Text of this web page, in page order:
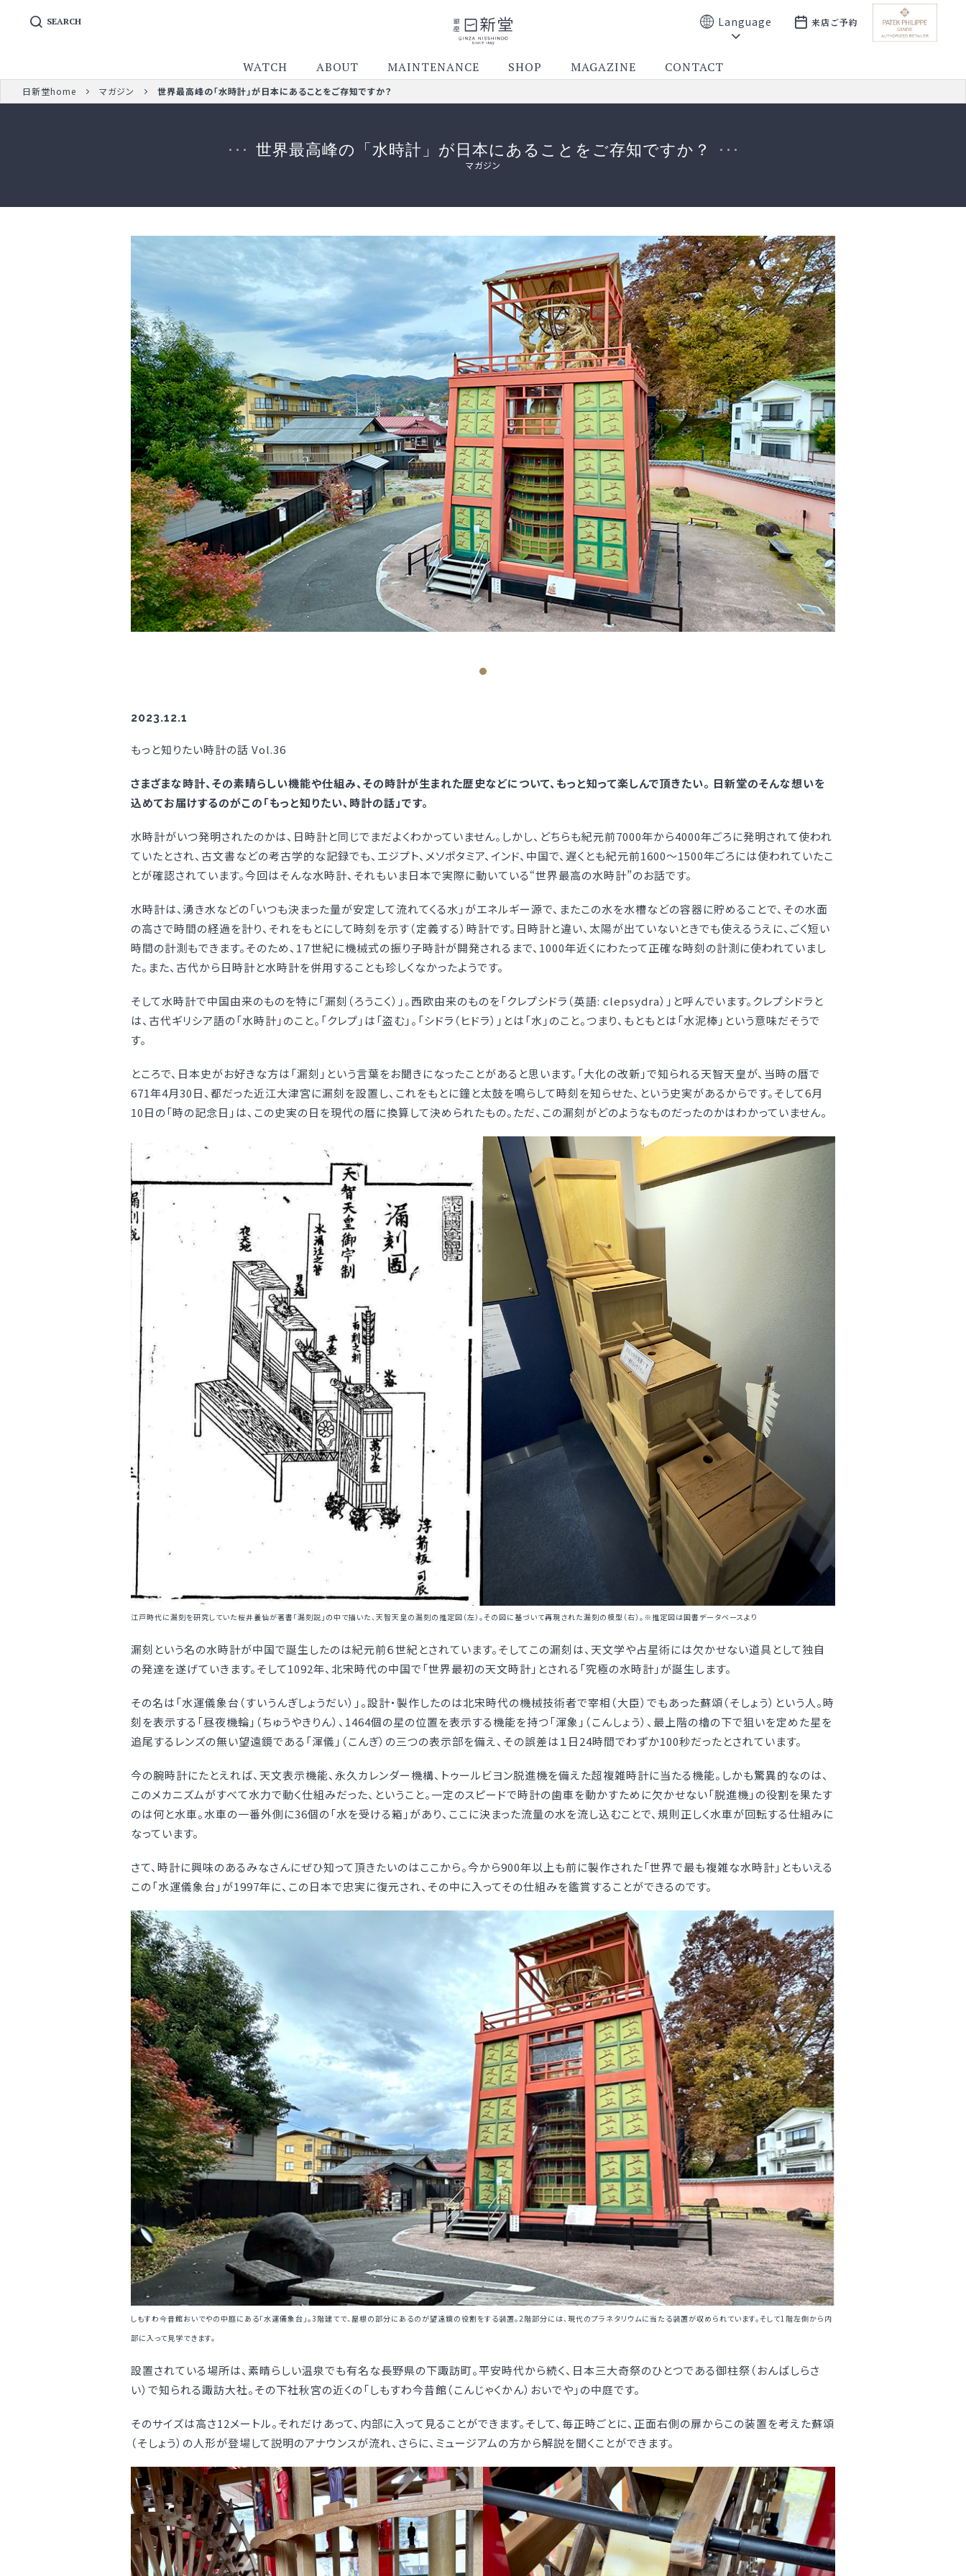
WATCH ABOUT MAINTENANCE SHOP MAGAZINE CONTACT
SEARCH Language 来店ご予約
日新堂home マガジン 世界最高峰の「水時計」が日本にあることをご存知ですか？
世界最高峰の「水時計」が日本にあることをご存知ですか？
マガジン
2023.12.1
もっと知りたい時計の話 Vol.36
さまざまな時計、その素晴らしい機能や仕組み、その時計が生まれた歴史などについて、もっと知って楽しんで頂きたい。 日新堂のそんな想いを
込めてお届けするのがこの「もっと知りたい、時計の話」です。
水時計がいつ発明されたのかは、日時計と同じでまだよくわかっていません。しかし、どちらも紀元前7000年から4000年ごろに発明されて使われ
ていたとされ、古文書などの考古学的な記録でも、エジプト、メソポタミア、インド、中国で、遅くとも紀元前1600〜1500年ごろには使われていたこ
とが確認されています。今回はそんな水時計、それもいま日本で実際に動いている“世界最高の水時計”のお話です。
水時計は、湧き水などの「いつも決まった量が安定して流れてくる水」がエネルギー源で、またこの水を水槽などの容器に貯めることで、その水面
の高さで時間の経過を計り、それをもとにして時刻を示す（定義する）時計です。日時計と違い、太陽が出ていないときでも使えるうえに、ごく短い
時間の計測もできます。そのため、1７世紀に機械式の振り子時計が開発されるまで、1000年近くにわたって正確な時刻の計測に使われていまし
た。また、古代から日時計と水時計を併用することも珍しくなかったようです。
そして水時計で中国由来のものを特に「漏刻（ろうこく）」。西欧由来のものを「クレプシドラ（英語: clepsydra）」と呼んでいます。クレプシドラと
は、古代ギリシア語の「水時計」のこと。「クレプ」は「盗む」。「シドラ（ヒドラ）」とは「水」のこと。つまり、もともとは「水泥棒」という意味だそうで
す。
ところで、日本史がお好きな方は「漏刻」という言葉をお聞きになったことがあると思います。「大化の改新」で知られる天智天皇が、当時の暦で
671年4月30日、都だった近江大津宮に漏刻を設置し、これをもとに鐘と太鼓を鳴らして時刻を知らせた、という史実があるからです。そして6月
10日の「時の記念日」は、この史実の日を現代の暦に換算して決められたもの。ただ、この漏刻がどのようなものだったのかはわかっていません。
江戸時代に漏刻を研究していた桜井養仙が著書「漏刻説」の中で描いた、天智天皇の漏刻の推定図（左）。その図に基づいて再現された漏刻の模型（右）。※推定図は国書データベースより
漏刻という名の水時計が中国で誕生したのは紀元前６世紀とされています。そしてこの漏刻は、天文学や占星術には欠かせない道具として独自
の発達を遂げていきます。そして1092年、北宋時代の中国で「世界最初の天文時計」とされる「究極の水時計」が誕生します。
その名は「水運儀象台（すいうんぎしょうだい）」。設計・製作したのは北宋時代の機械技術者で宰相（大臣）でもあった蘇頌（そしょう）という人。時
刻を表示する「昼夜機輪」（ちゅうやきりん）、1464個の星の位置を表示する機能を持つ「渾象」（こんしょう）、最上階の櫓の下で狙いを定めた星を
追尾するレンズの無い望遠鏡である「渾儀」（こんぎ）の三つの表示部を備え、その誤差は１日24時間でわずか100秒だったとされています。
今の腕時計にたとえれば、天文表示機能、永久カレンダー機構、トゥールビヨン脱進機を備えた超複雑時計に当たる機能。しかも驚異的なのは、
このメカニズムがすべて水力で動く仕組みだった、ということ。一定のスピードで時計の歯車を動かすために欠かせない「脱進機」の役割を果たす
のは何と水車。水車の一番外側に36個の「水を受ける箱」があり、ここに決まった流量の水を流し込むことで、規則正しく水車が回転する仕組みに
なっています。
さて、時計に興味のあるみなさんにぜひ知って頂きたいのはここから。今から900年以上も前に製作された「世界で最も複雑な水時計」ともいえる
この「水運儀象台」が1997年に、この日本で忠実に復元され、その中に入ってその仕組みを鑑賞することができるのです。
しもすわ今昔館おいでやの中庭にある「水運儀象台」。3階建てで、屋根の部分にあるのが望遠鏡の役割をする装置。2階部分には、現代のプラネタリウムに当たる装置が収められています。そして1階左側から内
部に入って見学できます。
設置されている場所は、素晴らしい温泉でも有名な長野県の下諏訪町。平安時代から続く、日本三大奇祭のひとつである御柱祭（おんばしらさ
い）で知られる諏訪大社。その下社秋宮の近くの「しもすわ今昔館（こんじゃくかん）おいでや」の中庭です。
そのサイズは高さ12メートル。それだけあって、内部に入って見ることができます。そして、毎正時ごとに、正面右側の扉からこの装置を考えた蘇頌
（そしょう）の人形が登場して説明のアナウンスが流れ、さらに、ミュージアムの方から解説を聞くことができます。